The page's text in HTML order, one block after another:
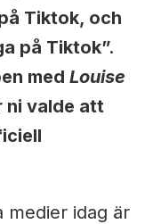
Tiktok, och
på Tiktok”.
med Louise
ni valde att
medier idag är